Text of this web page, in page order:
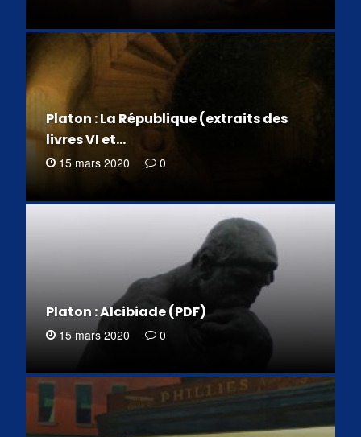
Platon : La République (extraits des
livres VI et…
15 mars 2020 0
Platon : Alcibiade (PDF)
15 mars 2020 0